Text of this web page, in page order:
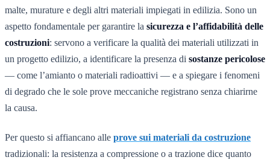
malte, murature e degli altri materiali impiegati in edilizia. Sono un
aspetto fondamentale per garantire la sicurezza e l’affidabilità delle
costruzioni: servono a verificare la qualità dei materiali utilizzati in
un progetto edilizio, a identificare la presenza di sostanze pericolose
— come l’amianto o materiali radioattivi — e a spiegare i fenomeni
di degrado che le sole prove meccaniche registrano senza chiarirne
la causa.
Per questo si affiancano alle prove sui materiali da costruzione
tradizionali: la resistenza a compressione o a trazione dice quanto